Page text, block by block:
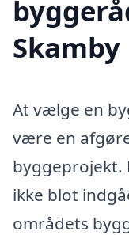
Skamby
At vælge en
være en
byggeprojekt.
ikke blot
områdets